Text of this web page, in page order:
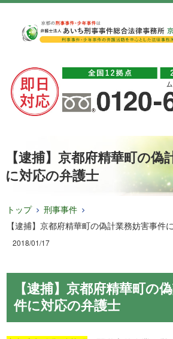
【逮捕】京都府精華町の偽
に対応の弁護士
トップ
刑事事件
【逮捕】京都府精華町の偽計業務妨害事件
2018/01/17
【逮捕】京都府精華町の
件に対応の弁護士